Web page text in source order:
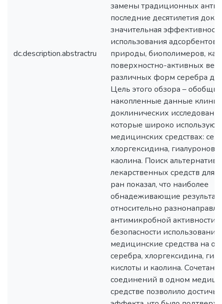
dc.description.abstractru
замены традиционных
последние десятилетия
значительная
использования адсорбентов
природы, биополимеров,
поверхностно-активных
различных форм серебра
Цель этого обзора –
накопленные данные
доклинических
которые широко
медицинских средствах:
хлоргексидина,
каолина. Поиск
лекарственных средств для
ран показал, что наиболее
обнадеживающие
относительно
антимикробной активности
безопасности использования
медицинские средства на
серебра, хлоргексидина,
кислоты и каолина.
соединений в одном
средстве позволило достичь